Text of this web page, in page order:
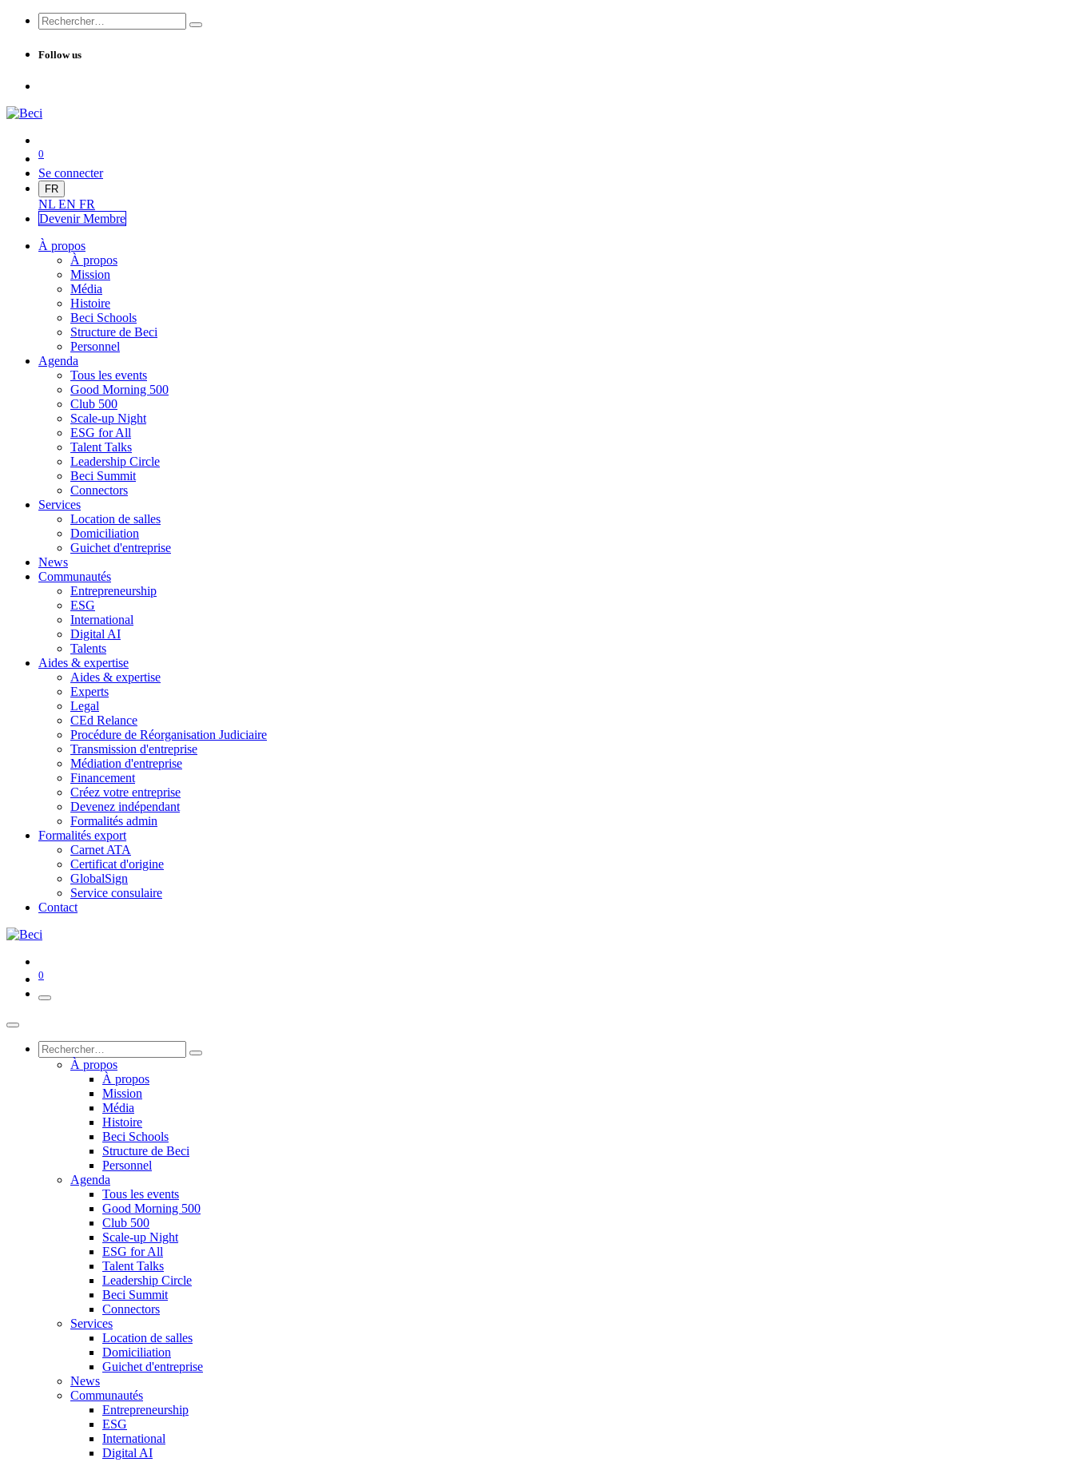
Follow us
0
Se connecter
FR
NL EN FR
Devenir Membre
À propos
À propos
Mission
Média
Histoire
Beci Schools
Structure de Beci
Personnel
Agenda
Tous les events
Good Morning 500
Club 500
Scale-up Night
ESG for All
Talent Talks
Leadership Circle
Beci Summit
Connectors
Services
Location de salles
Domiciliation
Guichet d'entreprise
News
Communautés
Entrepreneurship
ESG
International
Digital AI
Talents
Aides & expertise
Aides & expertise
Experts
Legal
CEd Relance
Procédure de Réorganisation Judiciaire
Transmission d'entreprise
Médiation d'entreprise
Financement
Créez votre entreprise
Devenez indépendant
Formalités admin
Formalités export
Carnet ATA
Certificat d'origine
GlobalSign
Service consulaire
Contact
0
À propos
À propos
Mission
Média
Histoire
Beci Schools
Structure de Beci
Personnel
Agenda
Tous les events
Good Morning 500
Club 500
Scale-up Night
ESG for All
Talent Talks
Leadership Circle
Beci Summit
Connectors
Services
Location de salles
Domiciliation
Guichet d'entreprise
News
Communautés
Entrepreneurship
ESG
International
Digital AI